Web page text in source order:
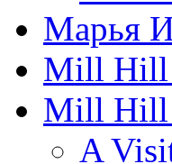
Марья
Mill Hill
Mill
A